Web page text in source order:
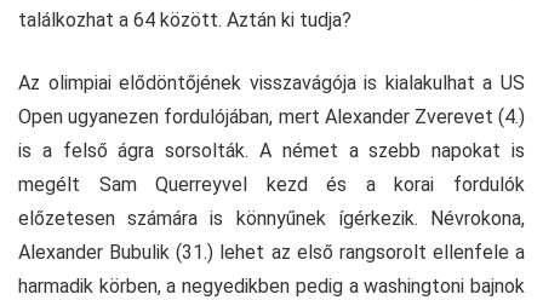
találkozhat a 64 között. Aztán ki tudja?
Az olimpiai elődöntőjének visszavágója is kialakulhat a US
Open ugyanezen fordulójában, mert Alexander Zverevet (4.)
is a felső ágra sorsolták. A német a szebb napokat is
megélt Sam Querreyvel kezd és a korai fordulók
előzetesen számára is könnyűnek ígérkezik. Névrokona,
Alexander Bubulik (31.) lehet az első rangsorolt ellenfele a
harmadik körben, a negyedikben pedig a washingtoni bajnok